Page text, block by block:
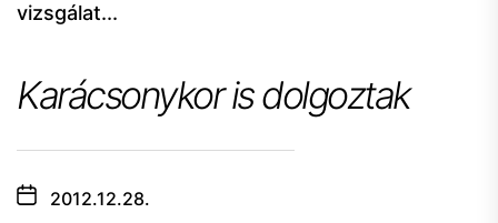
vizsgálat...
Karácsonykor is dolgoztak
2012.12.28.